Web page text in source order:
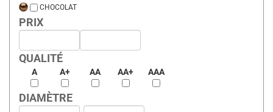
CHOCOLAT
PRIX
QUALITÉ
A A+ AA AA+ AAA
DIAMÈTRE